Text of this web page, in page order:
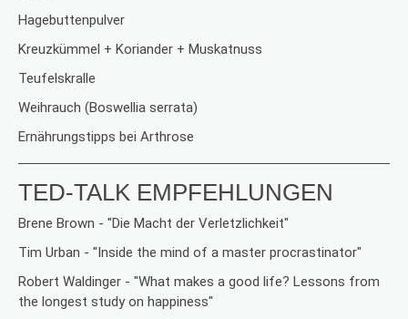
Hagebuttenpulver
Kreuzkümmel + Koriander + Muskatnuss
Teufelskralle
Weihrauch (Boswellia serrata)
Ernährungstipps bei Arthrose
TED-TALK EMPFEHLUNGEN
Brene Brown - "Die Macht der Verletzlichkeit"
Tim Urban - "Inside the mind of a master procrastinator"
Robert Waldinger - "What makes a good life? Lessons from
the longest study on happiness"